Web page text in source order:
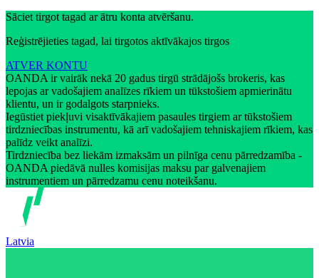
Sāciet tirgot tagad ar ātru konta atvēršanu.
Reģistrējieties tagad, lai tirgotos aktīvākajos tirgos
ATVER KONTU
OANDA ir vairāk nekā 20 gadus tirgū strādājošs brokeris, kas
lepojas ar vadošajiem analīzes rīkiem un tūkstošiem apmierinātu
klientu, un ir godalgots starpnieks.
Iegūstiet piekļuvi visaktīvākajiem pasaules tirgiem ar tūkstošiem
tirdzniecības instrumentu, kā arī vadošajiem tehniskajiem rīkiem, kas
palīdz veikt analīzi.
Tirdzniecība bez liekām izmaksām un pilnīga cenu pārredzamība -
OANDA piedāvā nulles komisijas maksu par galvenajiem
instrumentiem un pārredzamu cenu noteikšanu.
Latvia